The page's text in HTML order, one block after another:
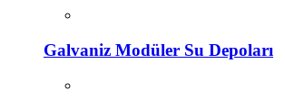
Galvaniz Modüler Su Depoları